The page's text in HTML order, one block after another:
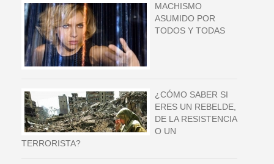
MACHISMO
ASUMIDO POR
TODOS Y TODAS
¿CÓMO SABER SI
ERES UN REBELDE,
DE LA RESISTENCIA
O UN
TERRORISTA?